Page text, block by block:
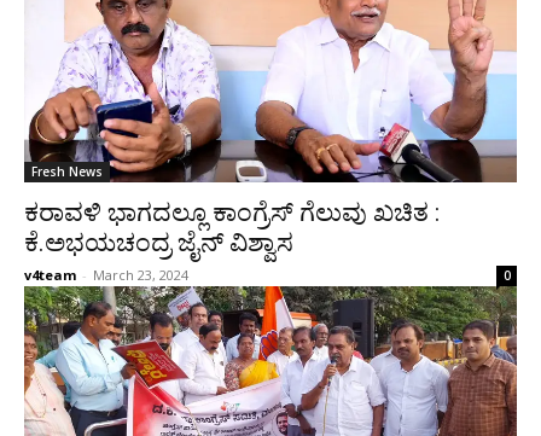
Fresh News
ಕರಾವಳಿ ಭಾಗದಲ್ಲೂ ಕಾಂಗ್ರೆಸ್ ಗೆಲುವು ಖಚಿತ :
ಕೆ.ಅಭಯಚಂದ್ರ ಜೈನ್ ವಿಶ್ವಾಸ
v4team - March 23, 2024 0